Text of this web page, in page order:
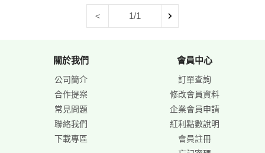
< 1/1
關於我們
公司簡介
合作提案
常見問題
聯絡我們
下載專區
會員中心
訂單查詢
修改會員資料
企業會員申請
紅利點數說明
會員註冊